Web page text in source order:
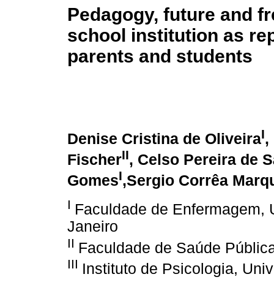
Pedagogy, future and
school institution as
parents and students
Denise Cristina de OliveiraI,
FischerII, Celso Pereira de
GomesI,Sergio Corrêa
I Faculdade de Enfermagem,
Janeiro
II Faculdade de Saúde
III Instituto de Psicologia,